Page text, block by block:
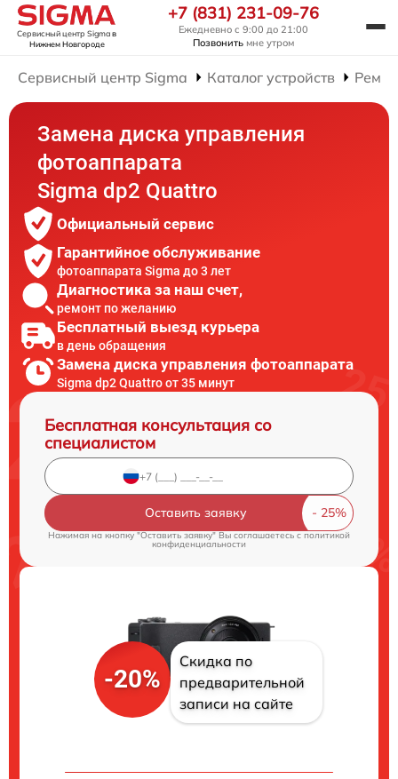
Сервисный центр Sigmaв
Нижнем Новгороде
+7 (831) 231-09-76
Ежедневно с 9:00 до 21:00
Позвонить мне утром
Сервисный центр Sigma Каталог устройств
Замена диска управления
фотоаппарата
Sigma dp2 Quattro
Официальный сервис
Гарантийное обслуживание
фотоаппарата Sigma до 3 лет
Диагностика за наш счет,
ремонт по желанию
Бесплатный выезд курьера
в день обращения
Замена диска управления фотоаппарата
Sigma dp2 Quattro от 35 минут
Бесплатная консультация со
специалистом
Оставить заявку
Нажимая на кнопку "Оставить заявку" Вы соглашаетесь c политикой
конфиденциальности
-20%
Скидка по
предварительной
записи на сайте